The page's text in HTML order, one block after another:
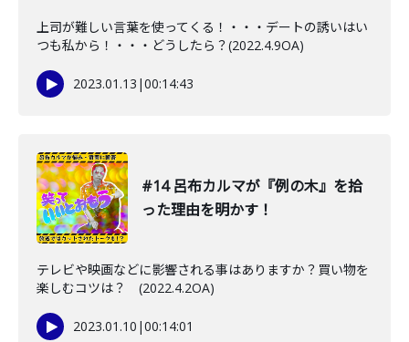
上司が難しい言葉を使ってくる！・・・デートの誘いはい
つも私から！・・・どうしたら？(2022.4.9OA)
2023.01.13 |00:14:43
#14 呂布カルマが『例の木』を拾
った理由を明かす！
テレビや映画などに影響される事はありますか？買い物を
楽しむコツは？ (2022.4.2OA)
2023.01.10 |00:14:01